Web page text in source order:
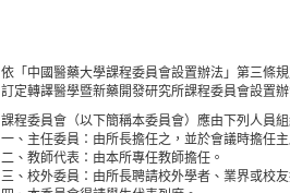
依「中國醫藥大學課程委員會設置辦法」第三條
訂定轉譯醫學暨新藥開發研究所課程委員會設置
課程委員會（以下簡稱本委員會）應由下列人員
一、主任委員：由所長擔任之，並於會議時擔任
二、教師代表：由本所專任教師擔任。
三、校外委員：由所長聘請校外學者、業界或校